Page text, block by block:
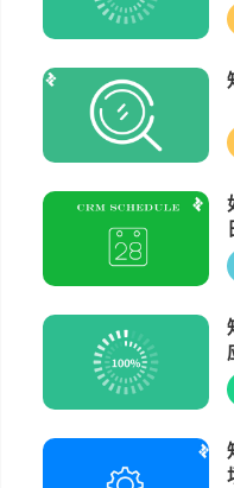
功能扩展
功能扩展